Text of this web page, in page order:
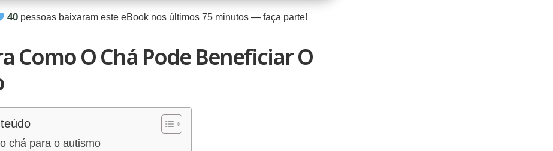
40pessoas baixaram este eBook nos últimos 75minutos — faça parte!
Como O Chá Pode Beneficiar O
chá para o autismo